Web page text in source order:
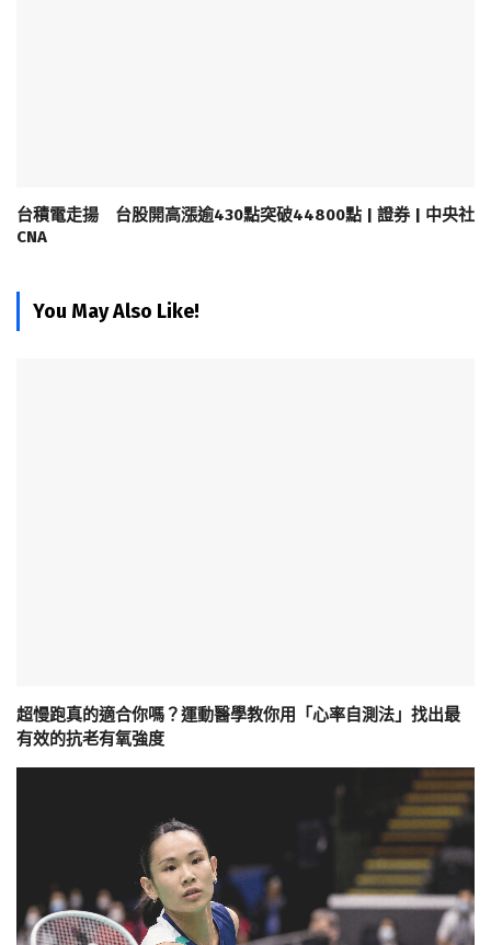
台積電走揚 台股開高漲逾430點突破44800點 | 證券 | 中央社
CNA
You May Also Like!
超慢跑真的適合你嗎？運動醫學教你用「心率自測法」找出最
有效的抗老有氧強度